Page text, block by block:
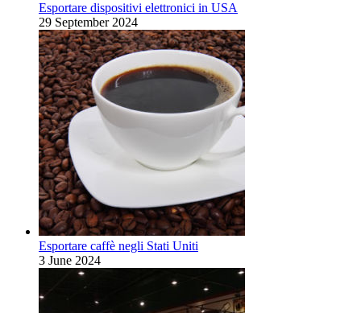
Esportare dispositivi elettronici in USA
29 September 2024
Esportare caffè negli Stati Uniti
3 June 2024